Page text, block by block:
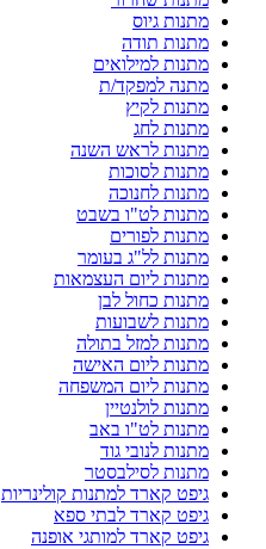
מתנות גיוס
מתנות תודה
מתנות למילואים
מתנה למפקד/ת
מתנות לקיץ
מתנות לחג
מתנות לראש השנה
מתנות לסוכות
מתנות לחנוכה
מתנות לט"ו בשבט
מתנות לפורים
מתנות לל"ג בעומר
מתנות ליום העצמאות
מתנות כחול לבן
מתנות לשבועות
מתנות למזל בתולה
מתנות ליום האישה
מתנות ליום המשפחה
מתנות לולנטיין
מתנות לט"ו באב
מתנות לנובי גוד
מתנות לסילבסטר
גיפט קארד למתנות קולינריות
גיפט קארד לבתי ספא
גיפט קארד למותגי אופנה